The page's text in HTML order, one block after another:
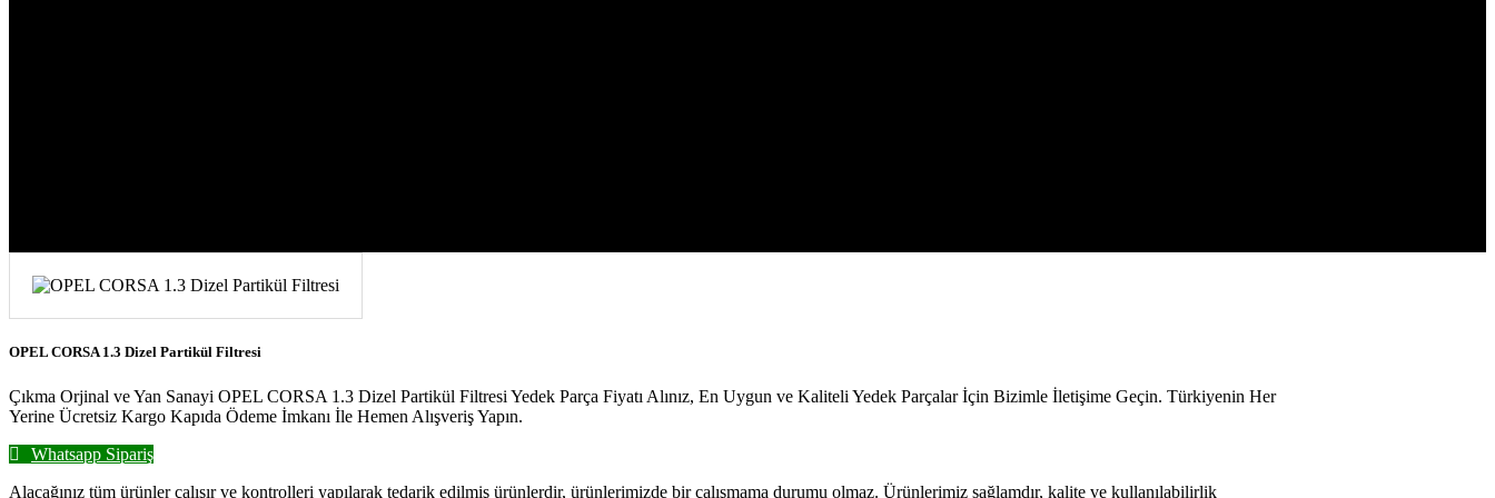
OPEL CORSA 1.3 Dizel Partikül Filtresi
Çıkma Orjinal ve Yan Sanayi OPEL CORSA 1.3 Dizel Partikül Filtresi Yedek Parça Fiyatı Alınız, En Uygun ve Kaliteli Yedek Parçalar İçin Bizimle İletişime Geçin. Türkiyenin Her
Yerine Ücretsiz Kargo Kapıda Ödeme İmkanı İle Hemen Alışveriş Yapın.
Whatsapp Sipariş
Alacağınız tüm ürünler çalışır ve kontrolleri yapılarak tedarik edilmiş ürünlerdir, ürünlerimizde bir çalışmama durumu olmaz. Ürünlerimiz sağlamdır, kalite ve kullanılabilirlik